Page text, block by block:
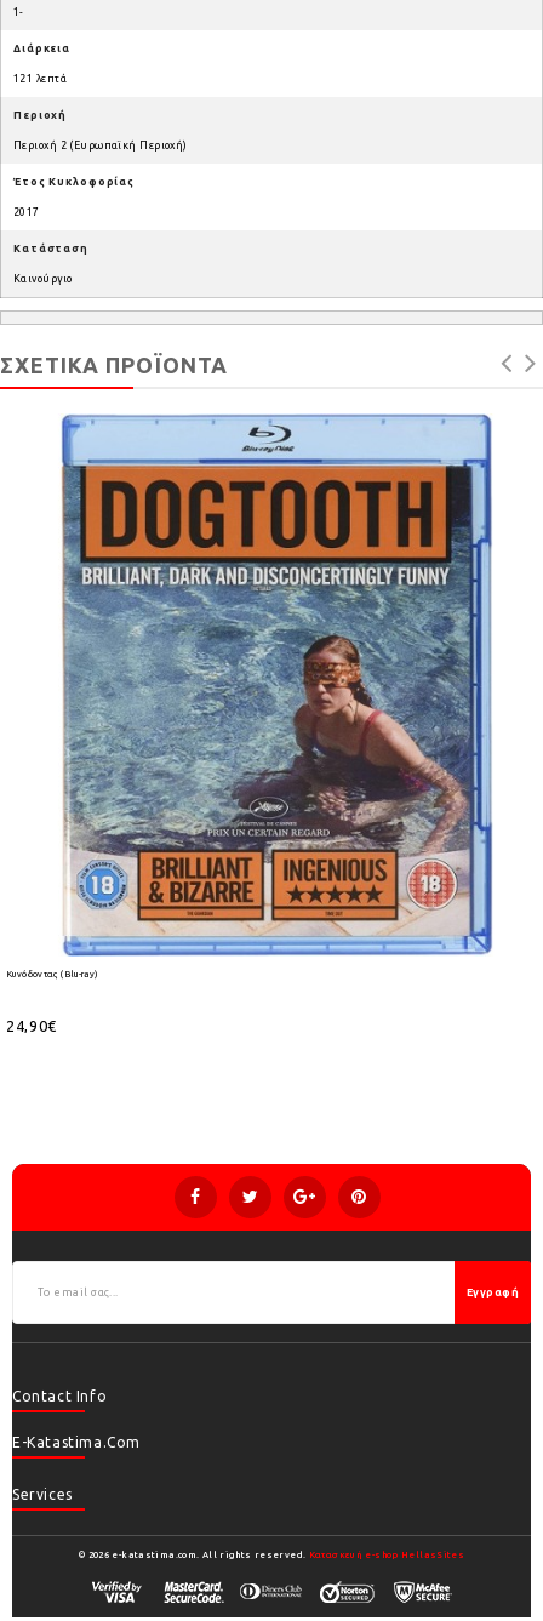
1-
Διάρκεια
121 λεπτά
Περιοχή
Περιοχή 2 (Ευρωπαϊκή Περιοχή)
Έτος Κυκλοφορίας
2017
Κατάσταση
Καινούργιο
ΣΧΕΤΙΚΆ ΠΡΟΪΌΝΤΑ
Κυνόδοντας (Blu-ray)
24,90€
Εγγραφή
Contact Info
E-Katastima.com
Services
© 2026 e-katastima.com. All rights reserved. Κατασκευή e-shop HellasSites